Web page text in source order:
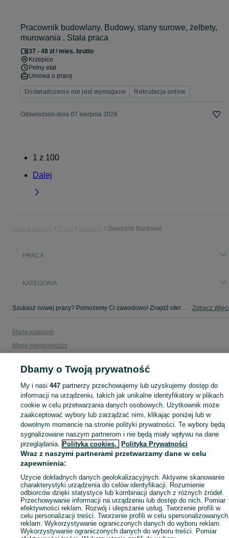
Pracownik budowlany. Budowy, stany surowe, żelbety,
murowania . Stała praca
37 - 48 zł / mies. brutto
Krzepice
Pełny etat
Umowa o pracę
Doświadczenie nie jest wymagane Rekrutacja online
Odświeżono dnia 07 sierpnia 2026
1 z 100
Dalej
Jaworzno Bankowe
PRACA
KATEGORIA
Szukasz nowej pracy? Pomożemy Ci zawodowo! Znajdź ofertę dla siebie w kategorii Praca na OLX - Jaworzno Bankowe i okolice! Zobacz
Mapa kategorii
Mapa miejscowości
Popularne wyszukiwania
Dbamy o Twoją prywatność
My i nasi447 partnerzy przechowujemy lub uzyskujemy dostęp do
informacji na urządzeniu, takich jak unikalne identyfikatory w plikach
cookie w celu przetwarzania danych osobowych. Użytkownik może
zaakceptować wybory lub zarządzać nimi, klikając poniżej lub w
dowolnym momencie na stronie polityki prywatności. Te wybory będą
sygnalizowane naszym partnerom i nie będą miały wpływu na dane
przeglądania. Polityka cookies, Polityka Prywatności
Wraz z naszymi partnerami przetwarzamy dane w celu
zapewnienia:
Użycie dokładnych danych geolokalizacyjnych. Aktywne skanowanie
charakterystyki urządzenia do celów identyfikacji. Rozumienie
odbiorców dzięki statystyce lub kombinacji danych z różnych źródeł.
Przechowywanie informacji na urządzeniu lub dostęp do nich. Pomiar
efektywności reklam. Rozwój i ulepszanie usług. Tworzenie profili w
celu personalizacji treści. Tworzenie profili w celu spersonalizowanych
reklam. Wykorzystywanie ograniczonych danych do wyboru reklam.
Wykorzystywanie ograniczonych danych do wyboru treści. Pomiar